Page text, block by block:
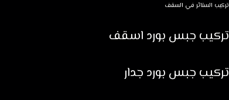
تركيب الستائر في السقف
تركيب جبس بورد اسقف
تركيب جبس بورد جدار